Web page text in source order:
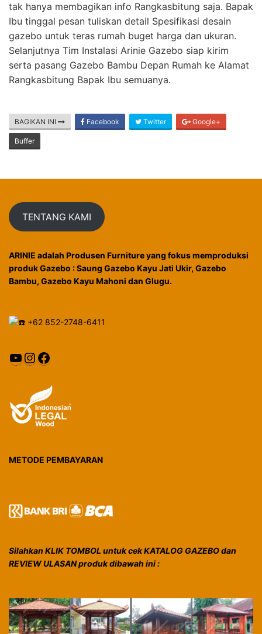
tak hanya membagikan info Rangkasbitung saja. Bapak
Ibu tinggal pesan tuliskan detail Spesifikasi desain
gazebo untuk teras rumah buget harga dan ukuran.
Selanjutnya Tim Instalasi Arinie Gazebo siap kirim
serta pasang Gazebo Bambu Depan Rumah ke Alamat
Rangkasbitung Bapak Ibu semuanya.
BAGIKAN INI Facebook Twitter Google+
Buffer
TENTANG KAMI
ARINIE adalah Produsen Furniture yang fokus memproduksi
produk Gazebo : Saung Gazebo Kayu Jati Ukir, Gazebo
Bambu, Gazebo Kayu Mahoni dan Glugu.
+62 852-2748-6411
YouTube
Instagram
Facebook
METODE PEMBAYARAN
Silahkan KLIK TOMBOL untuk cek KATALOG GAZEBO dan
REVIEW ULASAN produk dibawah ini :